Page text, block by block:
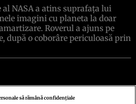
al NASA a atins suprafața lui
imagini cu planeta la doar
Roverul a ajuns pe
după o coborâre periculoasă prin
să rămână confidențiale